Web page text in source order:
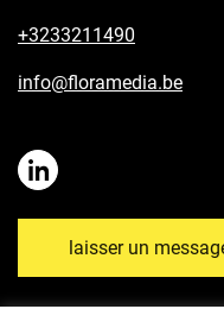
+3233211490
info@floramedia.be
laisser un